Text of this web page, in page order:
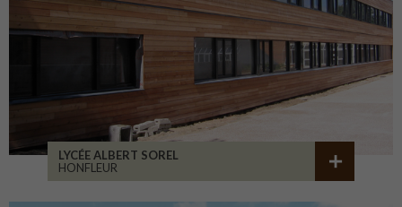
LYCÉE ALBERT SOREL
HONFLEUR